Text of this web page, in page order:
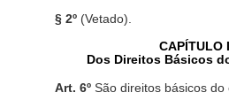
§ 2º (Vetado).
CAPÍTULO
Dos Direitos Básicos
Art. 6º São direitos básicos do